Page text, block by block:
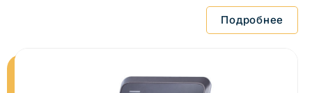
Подробнее